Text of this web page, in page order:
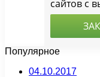
Популярное
04.10.2017